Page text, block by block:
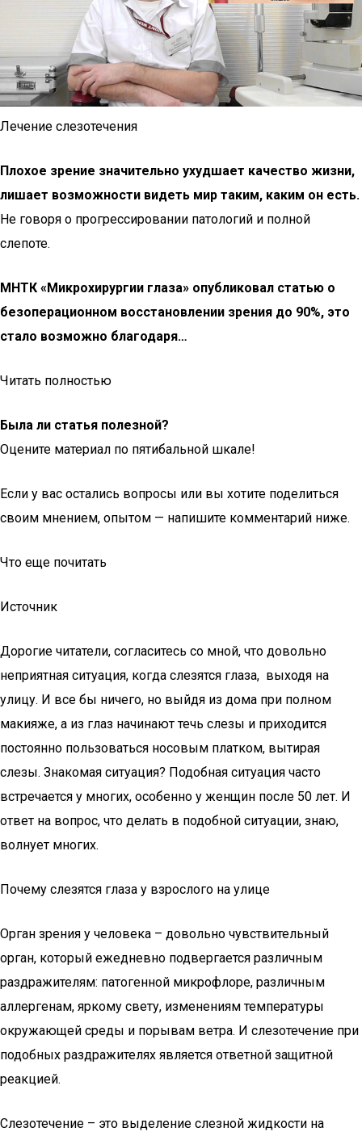
Лечение слезотечения
Плохое зрение значительно ухудшает качество жизни,
лишает возможности видеть мир таким, каким он есть.
Не говоря о прогрессировании патологий и полной
слепоте.
МНТК «Микрохирургии глаза» опубликовал статью о
безоперационном восстановлении зрения до 90%, это
стало возможно благодаря…
Читать полностью
Была ли статья полезной?
Оцените материал по пятибальной шкале!
Если у вас остались вопросы или вы хотите поделиться
своим мнением, опытом — напишите комментарий ниже.
Что еще почитать
Источник
Дорогие читатели, согласитесь со мной, что довольно
неприятная ситуация, когда слезятся глаза, выходя на
улицу. И все бы ничего, но выйдя из дома при полном
макияже, а из глаз начинают течь слезы и приходится
постоянно пользоваться носовым платком, вытирая
слезы. Знакомая ситуация? Подобная ситуация часто
встречается у многих, особенно у женщин после 50 лет. И
ответ на вопрос, что делать в подобной ситуации, знаю,
волнует многих.
Почему слезятся глаза у взрослого на улице
Орган зрения у человека – довольно чувствительный
орган, который ежедневно подвергается различным
раздражителям: патогенной микрофлоре, различным
аллергенам, яркому свету, изменениям температуры
окружающей среды и порывам ветра. И слезотечение при
подобных раздражителях является ответной защитной
реакцией.
Слезотечение – это выделение слезной жидкости на